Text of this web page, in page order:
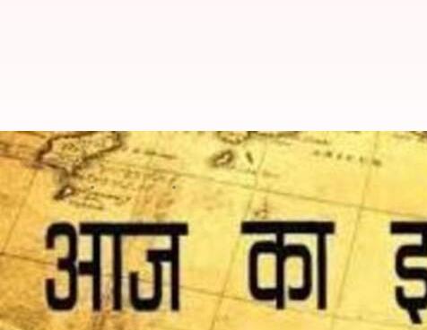
आज का इतिहास: जानें 26 मई की
लेखन मोना दीक्षित May 26, 2019 10:07 am
क्या है खबर?
अगर आप UPSC परीक्षा की तैयारी कर रहे हैं तो आपको इतिहास
इतिहास पढ़ना केवल UPSC की तैयारी कर रहे उम्मीदवारों के
इतिहास की प्रमुख घटनाओं के बारे में आपको पता होना